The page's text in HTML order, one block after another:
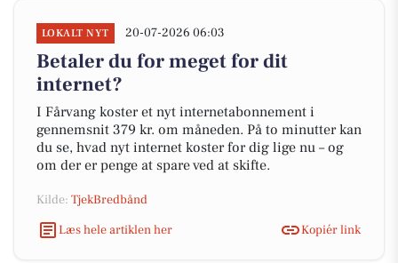
LOKALT NYT 20-07-2026 06:03
Betaler du for meget for dit
internet?
I Fårvang koster et nyt internetabonnement i
gennemsnit 379 kr. om måneden. På to minutter kan
du se, hvad nyt internet koster for dig lige nu – og
om der er penge at spare ved at skifte.
Kilde: TjekBredbånd
Læs hele artiklen her
Kopiér link